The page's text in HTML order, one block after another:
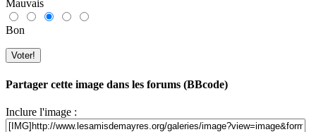
Mauvais
Bon
Partager cette image dans les forums (BBcode)
Inclure l'image :